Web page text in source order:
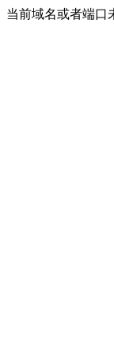
当前域名或者端口